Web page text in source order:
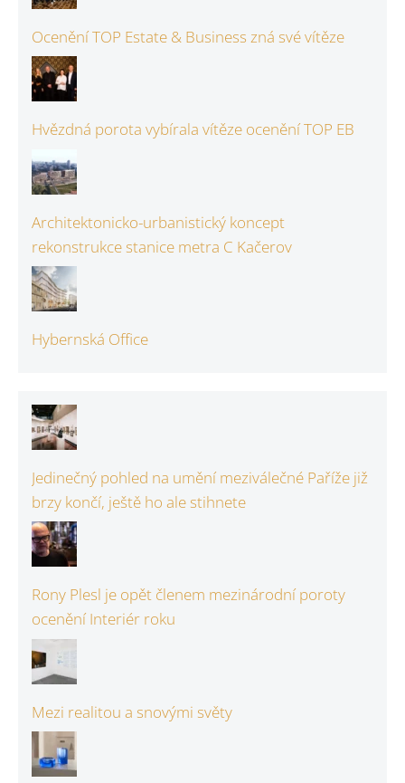
Ocenění TOP Estate & Business zná své vítěze
Hvězdná porota vybírala vítěze ocenění TOP EB
Architektonicko-urbanistický koncept
rekonstrukce stanice metra C Kačerov
Hybernská Office
Jedinečný pohled na umění meziválečné Paříže již
brzy končí, ještě ho ale stihnete
Rony Plesl je opět členem mezinárodní poroty
ocenění Interiér roku
Mezi realitou a snovými světy